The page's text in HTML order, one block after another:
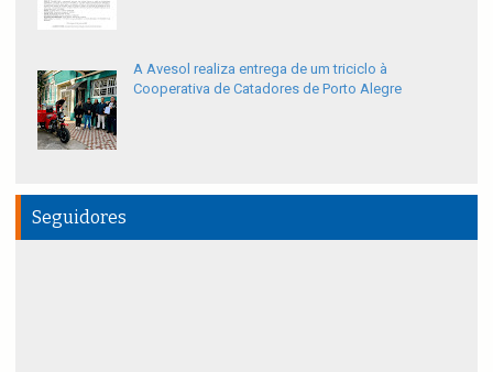
A Avesol realiza entrega de um triciclo à
Cooperativa de Catadores de Porto Alegre
Seguidores